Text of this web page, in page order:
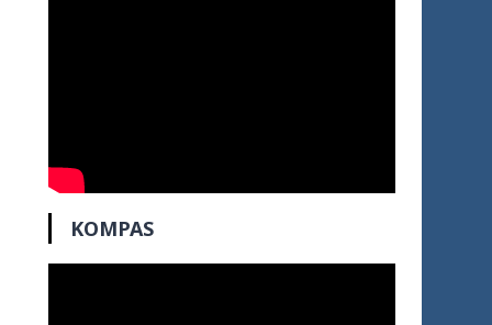
KOMPAS